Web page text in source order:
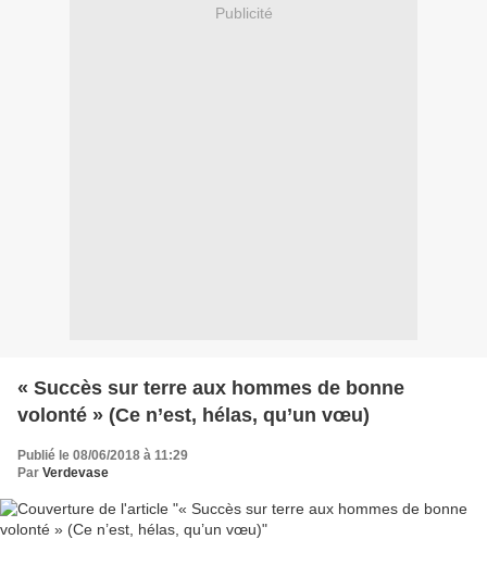
Publicité
« Succès sur terre aux hommes de bonne
volonté » (Ce n’est, hélas, qu’un vœu)
Publié le 08/06/2018 à 11:29
Par Verdevase